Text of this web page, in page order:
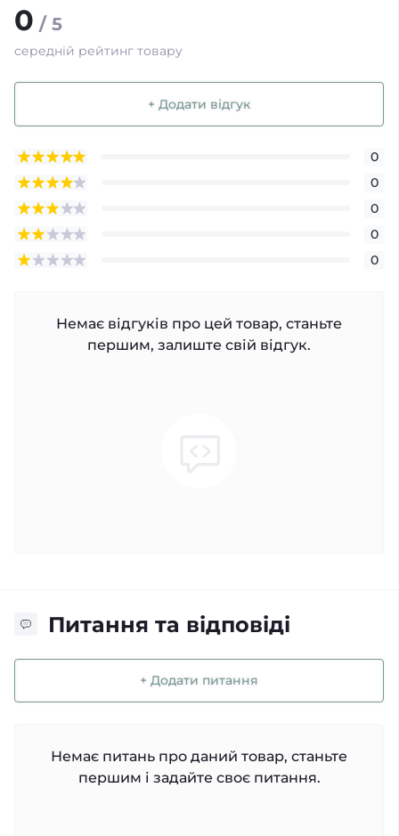
0 / 5
середній рейтинг товару
+ Додати відгук
0
0
0
0
0
Немає відгуків про цей товар, станьте
першим, залиште свій відгук.
Питання та відповіді
+ Додати питання
Немає питань про даний товар, станьте
першим і задайте своє питання.